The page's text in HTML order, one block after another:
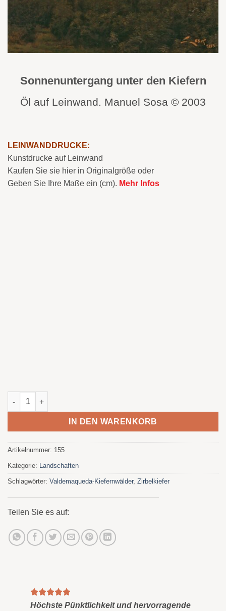
Sonnenuntergang unter den Kiefern
Öl auf Leinwand. Manuel Sosa © 2003
LEINWANDDRUCKE:
Kunstdrucke auf Leinwand
Kaufen Sie sie hier in Originalgröße oder
Geben Sie Ihre Maße ein (cm). Mehr Infos
Sonnenuntergang unter den Kiefernnussbäumen von Menge
IN DEN WARENKORB
Artikelnummer: 155
Kategorie: Landschaften
Schlagwörter: Valdemaqueda-Kiefernwälder, Zirbelkiefer
Teilen Sie es auf:
Höchste Pünktlichkeit und hervorragende